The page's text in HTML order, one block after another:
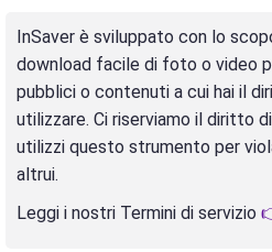
InSaver è sviluppato con lo
download facile di foto o video
pubblici o contenuti a cui hai il
utilizzare. Ci riserviamo il diritto
utilizzi questo strumento per
altrui.
Leggi i nostri Termini di servizio